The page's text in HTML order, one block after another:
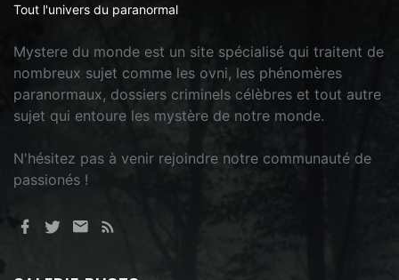
Tout l'univers du paranormal
Mystere du monde est un site spécialisé qui traitent de
nombreux sujet comme les ovni, les phénomères
paranormaux, dossiers criminels célèbres et tout autre
sujet qui entoure les mystère de notre monde.
N'hésitez pas à venir rejoindre notre communauté de
passionés !